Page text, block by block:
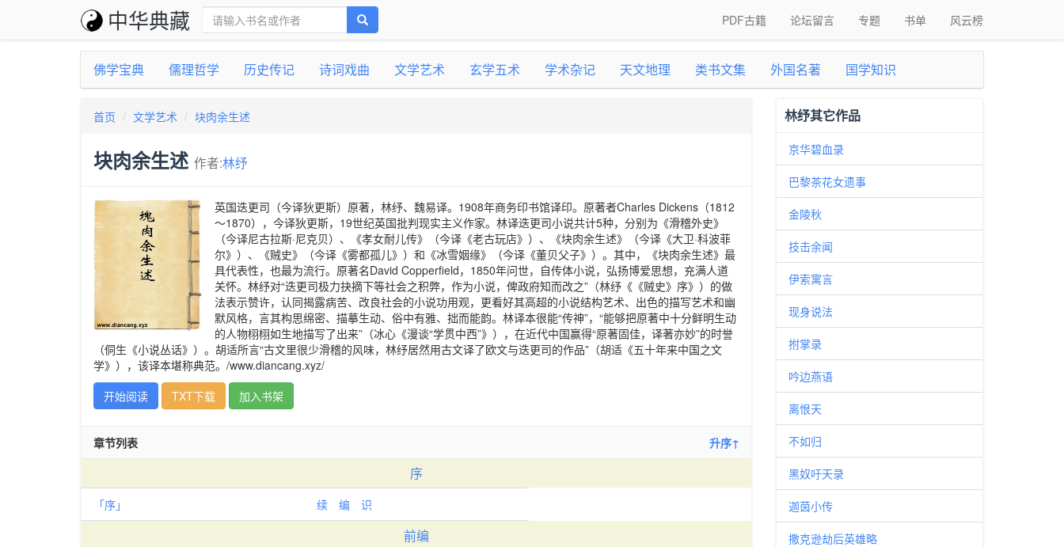
中华典藏 PDF古籍 论坛留言 专题 书单 风云榜
佛学宝典 儒理哲学 历史传记 诗词戏曲 文学艺术 玄学五术 学术杂记 天文地理 类书文集 外国名著 国学知识
首页 文学艺术 块肉余生述
块肉余生述 作者:林纾
英国迭更司（今译狄更斯）原著，林纾、魏易译。1908年商务印书馆译印。原著者Charles Dickens（1812
～1870），今译狄更斯，19世纪英国批判现实主义作家。林译迭更司小说共计5种，分别为《滑稽外史》
（今译尼古拉斯·尼克贝）、《孝女耐儿传》（今译《老古玩店》）、《块肉余生述》（今译《大卫·科波菲
尔》）、《贼史》（今译《雾都孤儿》）和《冰雪姻缘》（今译《董贝父子》）。其中，《块肉余生述》最
具代表性，也最为流行。原著名David Copperfield，1850年问世，自传体小说，弘扬博爱思想，充满人道
关怀。林纾对“迭更司极力抉摘下等社会之积弊，作为小说，俾政府知而改之”（林纾《《贼史》序》）的做
法表示赞许，认同揭露病苦、改良社会的小说功用观，更看好其高超的小说结构艺术、出色的描写艺术和幽
默风格，言其构思绵密、描摹生动、俗中有雅、拙而能韵。林译本很能“传神”，“能够把原著中十分鲜明生动
的人物栩栩如生地描写了出来”（冰心《漫谈“学贯中西”》），在近代中国赢得“原著固佳，译著亦妙”的时誉
（侗生《小说丛话》）。胡适所言“古文里很少滑稽的风味，林纾居然用古文译了欧文与迭更司的作品”（胡适《五十年来中国之文
学》），该译本堪称典范。/www.diancang.xyz/
开始阅读
TXT下载 加入书架
章节列表 升序↑
序
「序」 续 编 识
前编
林纾其它作品
京华碧血录
巴黎茶花女遗事
金陵秋
技击余闻
伊索寓言
现身说法
拊掌录
吟边燕语
离恨天
不如归
黑奴吁天录
迦茵小传
撒克逊劫后英雄略